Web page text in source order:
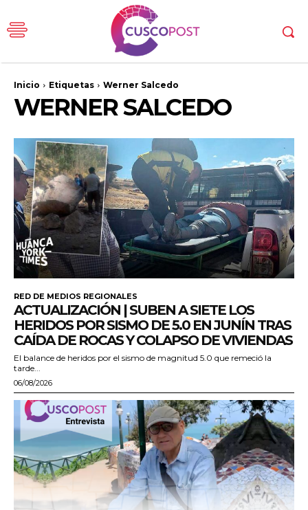
Inicio Etiquetas Werner Salcedo
WERNER SALCEDO
RED DE MEDIOS REGIONALES
ACTUALIZACIÓN | SUBEN A SIETE LOS
HERIDOS POR SISMO DE 5.0 EN JUNÍN TRAS
CAÍDA DE ROCAS Y COLAPSO DE VIVIENDAS
El balance de heridos por el sismo de magnitud 5.0 que remeció la
tarde...
06/08/2026